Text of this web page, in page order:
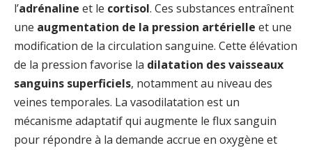
l’adrénaline et le cortisol. Ces substances entraînent
une augmentation de la pression artérielle et une
modification de la circulation sanguine. Cette élévation
de la pression favorise la dilatation des vaisseaux
sanguins superficiels, notamment au niveau des
veines temporales. La vasodilatation est un
mécanisme adaptatif qui augmente le flux sanguin
pour répondre à la demande accrue en oxygène et